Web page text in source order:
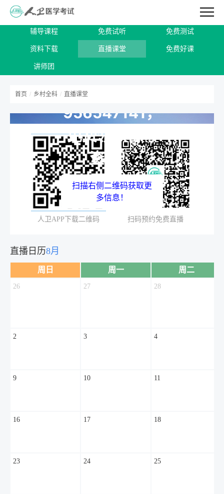
辅导课程 免费试听 免费测试
资料下载 直播课堂 免费好课
讲师团
首页 / 乡村全科 / 直播课堂
加入26年乡村
QQ交流群：
956547141，
免费领取备考
资料！
扫描右侧二维码获取更
多信息！
人卫APP下载二维码 扫码预约免费直播
直播日历8月
周日 周一 周二
26 27 28
2 3 4
9 10 11
16 17 18
23 24 25